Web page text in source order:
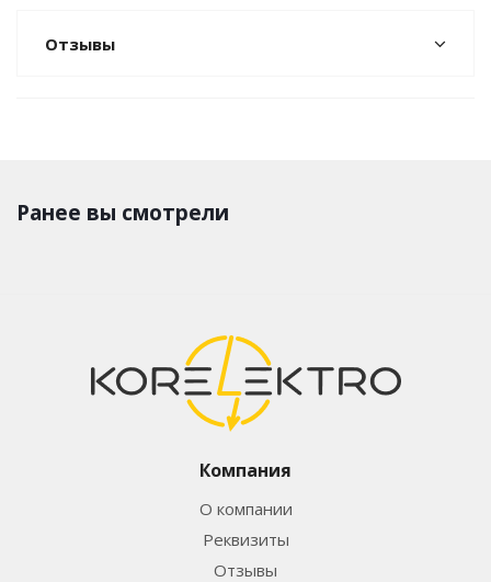
Отзывы
Ранее вы смотрели
Компания
О компании
Реквизиты
Отзывы